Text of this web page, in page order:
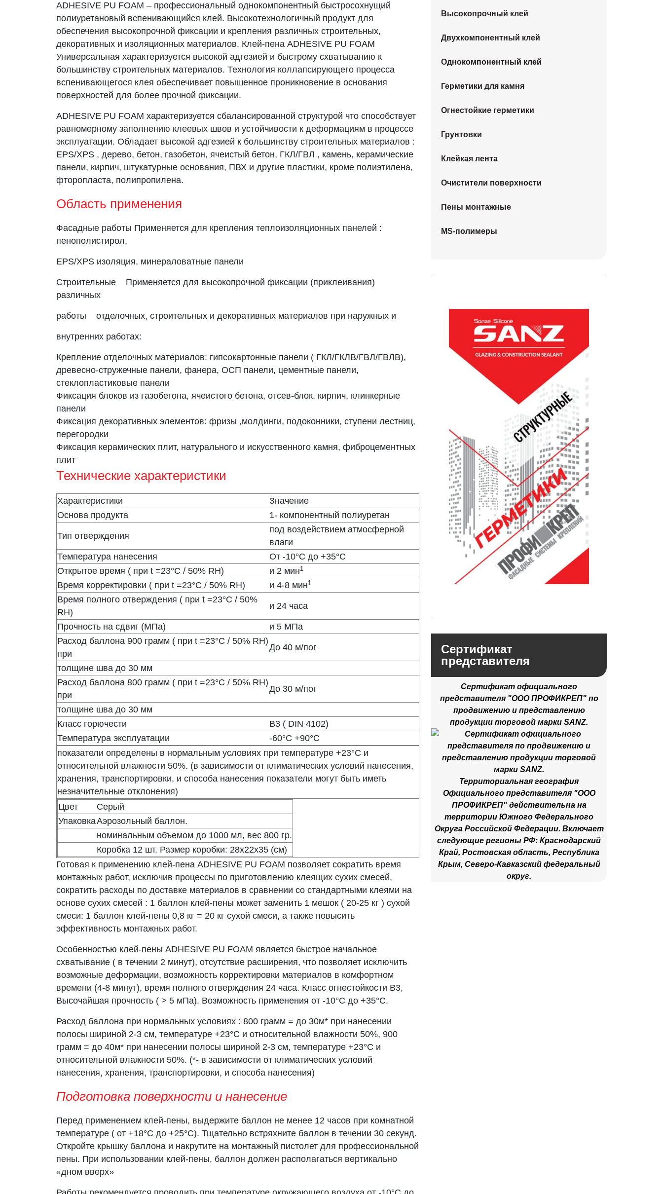
ADHESIVE PU FOAM – профессиональный однокомпонентный быстросохнущий
полиуретановый вспенивающийся клей. Высокотехнологичный продукт для
обеспечения высокопрочной фиксации и крепления различных строительных,
декоративных и изоляционных материалов. Клей-пена ADHESIVE PU FOAM
Универсальная характеризуется высокой адгезией и быстрому схватыванию к
большинству строительных материалов. Технология коллапсирующего процесса
вспенивающегося клея обеспечивает повышенное проникновение в основания
поверхностей для более прочной фиксации.
ADHESIVE PU FOAM характеризуется сбалансированной структурой что способствует
равномерному заполнению клеевых швов и устойчивости к деформациям в процессе
эксплуатации. Обладает высокой адгезией к большинству строительных материалов :
EPS/XPS , дерево, бетон, газобетон, ячеистый бетон, ГКЛ/ГВЛ , камень, керамические
панели, кирпич, штукатурные основания, ПВХ и другие пластики, кроме полиэтилена,
фторопласта, полипропилена.
Область применения
Фасадные работы Применяется для крепления теплоизоляционных панелей :
пенополистирол,
EPS/XPS изоляция, минераловатные панели
Строительные Применяется для высокопрочной фиксации (приклеивания)
различных
работы отделочных, строительных и декоративных материалов при наружных и
внутренних работах:
Крепление отделочных материалов: гипсокартонные панели ( ГКЛ/ГКЛВ/ГВЛ/ГВЛВ),
древесно-стружечные панели, фанера, ОСП панели, цементные панели,
стеклопластиковые панели
Фиксация блоков из газобетона, ячеистого бетона, отсев-блок, кирпич, клинкерные
панели
Фиксация декоративных элементов: фризы ,молдинги, подоконники, ступени лестниц,
перегородки
Фиксация керамических плит, натурального и искусственного камня, фиброцементных
плит
Технические характеристики
Характеристики
Значение
Основа продукта
1- компонентный полиуретан
Тип отверждения
под воздействием атмосферной
влаги
Температура нанесения
От -10°С до +35°С
Открытое время ( при t =23°С / 50% RH)
и 2 мин1
Время корректировки ( при t =23°С / 50% RH) и 4-8 мин1
Время полного отверждения ( при t =23°С / 50%
RH)
и 24 часа
Прочность на сдвиг (МПа) и 5 МПа
Расход баллона 900 грамм ( при t =23°С / 50% RH)
при
До 40 м/пог
толщине шва до 30 мм
Расход баллона 800 грамм ( при t =23°С / 50% RH)
при
До 30 м/пог
толщине шва до 30 мм
Класс горючести
B3 ( DIN 4102)
Температура эксплуатации
-60°С +90°С
показатели определены в нормальным условиях при температуре +23°С и
относительной влажности 50%. (в зависимости от климатических условий нанесения,
хранения, транспортировки, и способа нанесения показатели могут быть иметь
незначительные отклонения)
Цвет
Серый
УпаковкаАэрозольный баллон.
номинальным объемом до 1000 мл, вес 800 гр.
Коробка 12 шт. Размер коробки: 28х22х35 (см)
Готовая к применению клей-пена ADHESIVE PU FOAM позволяет сократить время
монтажных работ, исключив процессы по приготовлению клеящих сухих смесей,
сократить расходы по доставке материалов в сравнении со стандартными клеями на
основе сухих смесей : 1 баллон клей-пены может заменить 1 мешок ( 20-25 кг ) сухой
смеси: 1 баллон клей-пены 0,8 кг = 20 кг сухой смеси, а также повысить
эффективность монтажных работ.
Особенностью клей-пены ADHESIVE PU FOAM является быстрое начальное
схватывание ( в течении 2 минут), отсутствие расширения, что позволяет исключить
возможные деформации, возможность корректировки материалов в комфортном
времени (4-8 минут), время полного отверждения 24 часа. Класс огнестойкости В3,
Высочайшая прочность ( > 5 мПа). Возможность применения от -10°С до +35°С.
Расход баллона при нормальных условиях : 800 грамм = до 30м* при нанесении
полосы шириной 2-3 см, температуре +23°С и относительной влажности 50%, 900
грамм = до 40м* при нанесении полосы шириной 2-3 см, температуре +23°С и
относительной влажности 50%. (*- в зависимости от климатических условий
нанесения, хранения, транспортировки, и способа нанесения)
Подготовка поверхности и нанесение
Перед применением клей-пены, выдержите баллон не менее 12 часов при комнатной
температуре ( от +18°С до +25°С). Тщательно встряхните баллон в течении 30 секунд.
Откройте крышку баллона и накрутите на монтажный пистолет для профессиональной
пены. При использовании клей-пены, баллон должен располагаться вертикально
«дном вверх»
Высокопрочный клей
Двухкомпонентный клей
Однокомпонентный клей
Герметики для камня
Огнестойкие герметики
Грунтовки
Клейкая лента
Очистители поверхности
Пены монтажные
MS-полимеры
Сертификат
представителя
Сертификат официального
представителя "ООО ПРОФИКРЕП" по
продвижению и представлению
продукции торговой марки SANZ.
Территориальная география
Официального представителя "ООО
ПРОФИКРЕП" действительна на
территории Южного Федерального
Округа Российской Федерации. Включает
следующие регионы РФ: Краснодарский
Край, Ростовская область, Республика
Крым, Северо-Кавказский федеральный
округ.